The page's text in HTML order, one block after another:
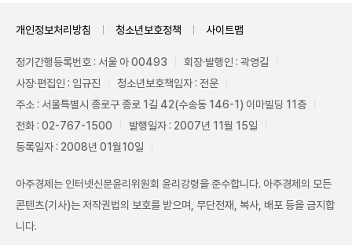
개인정보처리방침 청소년보호정책 사이트맵
정기간행등록번호 : 서울 아 00493
회장·발행인 : 곽영길
사장·편집인 : 임규진
청소년보호책임자 : 전운
주소 : 서울특별시 종로구 종로 1길 42(수송동 146-1) 이마빌딩 11층
전화 : 02-767-1500
발행일자 : 2007년 11월 15일
등록일자 : 2008년 01월10일
아주경제는 인터넷신문윤리위원회 윤리강령을 준수합니다. 아주경제의 모든
콘텐츠(기사)는 저작권법의 보호를 받으며, 무단전재, 복사, 배포 등을 금지합
니다.